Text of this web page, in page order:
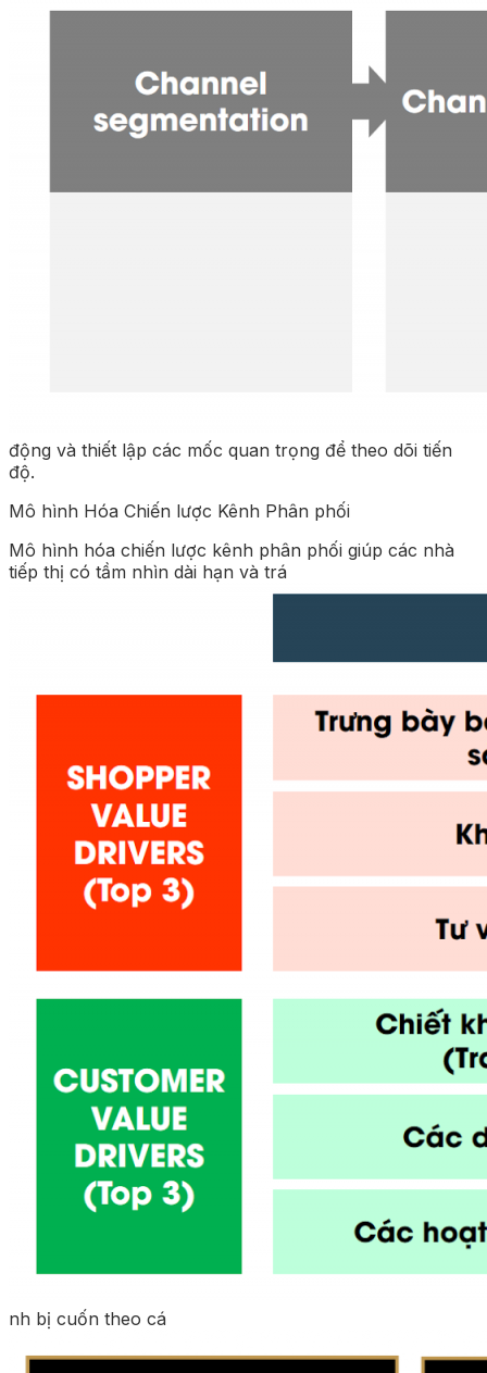
động và thiết lập các mốc quan trọng để theo dõi tiến
độ.
Mô hình Hóa Chiến lược Kênh Phân phối
Mô hình hóa chiến lược kênh phân phối giúp các nhà
tiếp thị có tầm nhìn dài hạn và trá
nh bị cuốn theo cá